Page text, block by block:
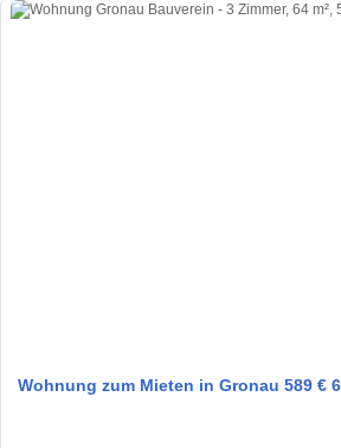
Wohnung zum Mieten in Gronau 589 €